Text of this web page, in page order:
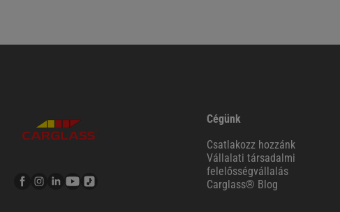
Cégünk
Csatlakozz hozzánk
Vállalati társadalmi
felelősségvállalás
Carglass® Blog